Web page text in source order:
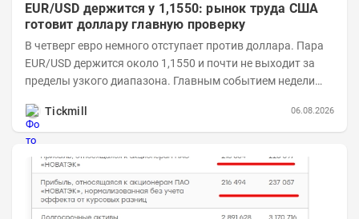
EUR/USD держится у 1,1550: рынок труда США
готовит доллару главную проверку
В четверг евро немного отступает против доллара. Пара
EUR/USD держится около 1,1550 и почти не выходит за
пределы узкого диапазона. Главным событием недели
Tickmill
06.08.2026